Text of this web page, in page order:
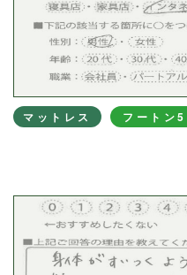
マットレス フートン5